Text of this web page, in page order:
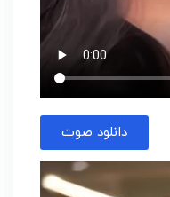
دانلود صوت